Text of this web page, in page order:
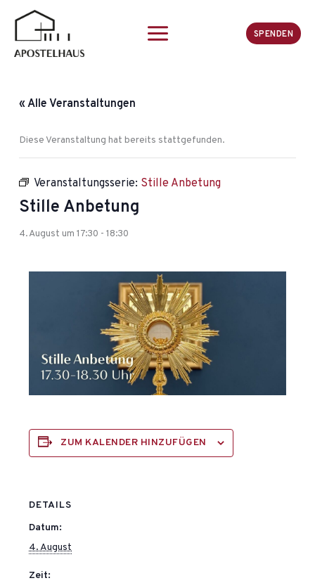
springen
SPENDEN
« Alle Veranstaltungen
Diese Veranstaltung hat bereits stattgefunden.
Veranstaltungsserie: Stille Anbetung
Stille Anbetung
4. August um 17:30 -18:30
ZUM KALENDER HINZUFÜGEN
DETAILS
Datum:
4. August
Zeit: